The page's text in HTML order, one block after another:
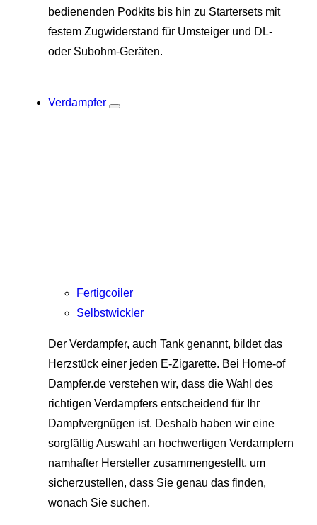
bedienenden Podkits bis hin zu Startersets mit
festem Zugwiderstand für Umsteiger und DL-
oder Subohm-Geräten.
Verdampfer
Fertigcoiler
Selbstwickler
Der Verdampfer, auch Tank genannt, bildet das
Herzstück einer jeden E-Zigarette. Bei Home-of
Dampfer.de verstehen wir, dass die Wahl des
richtigen Verdampfers entscheidend für Ihr
Dampfvergnügen ist. Deshalb haben wir eine
sorgfältig Auswahl an hochwertigen Verdampfern
namhafter Hersteller zusammengestellt, um
sicherzustellen, dass Sie genau das finden,
wonach Sie suchen.